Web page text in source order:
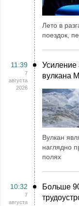
Лето в
поездок,
11:39
7
августа
2026
Усиление
вулкана
Вулкан
наглядно
полях
10:32
7
августа
Больше